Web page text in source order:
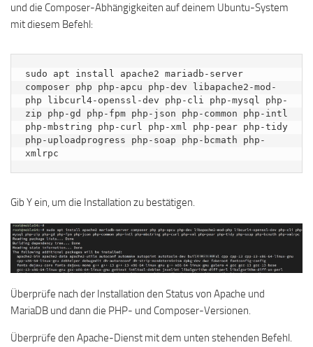
und die Composer-Abhängigkeiten auf deinem Ubuntu-System
mit diesem Befehl:
sudo apt install apache2 mariadb-server
composer php php-apcu php-dev libapache2-mod-
php libcurl4-openssl-dev php-cli php-mysql php-
zip php-gd php-fpm php-json php-common php-intl
php-mbstring php-curl php-xml php-pear php-tidy
php-uploadprogress php-soap php-bcmath php-
xmlrpc
Gib Y ein, um die Installation zu bestätigen.
Überprüfe nach der Installation den Status von Apache und
MariaDB und dann die PHP- und Composer-Versionen.
Überprüfe den Apache-Dienst mit dem unten stehenden Befehl.